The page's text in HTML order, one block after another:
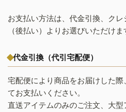
お支払い方法は、代金引換、ク
（後払い）よりお選びいただけま
代金引換（代引宅配便）
宅配便により商品をお届けした
てお支払いください。
直送アイテムのみのご注文、大